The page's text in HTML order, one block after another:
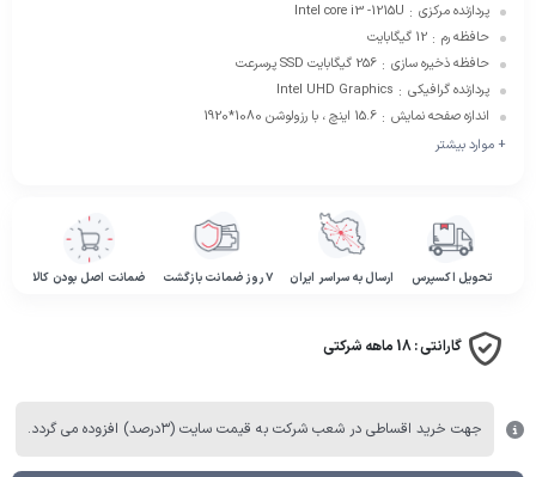
پردازنده مرکزی :
Intel core i3 -1215U
حافظه رم : 12 گیگابایت
حافظه ذخیره سازی : 256 گیگابایت SSD پرسرعت
پردازنده گرافیکی :
Intel UHD Graphics
اندازه صفحه نمایش : 15.6 اینچ ، با رزولوشن 1080*1920
+ موارد بیشتر
تحویل اکسپرس ارسال به سراسر ایران ۷ روز ضمانت بازگشت ضمانت اصل بودن کالا
گارانتی :18 ماهه شرکتی
جهت خرید اقساطی در شعب شرکت به قیمت سایت (۳درصد) افزوده می گردد.